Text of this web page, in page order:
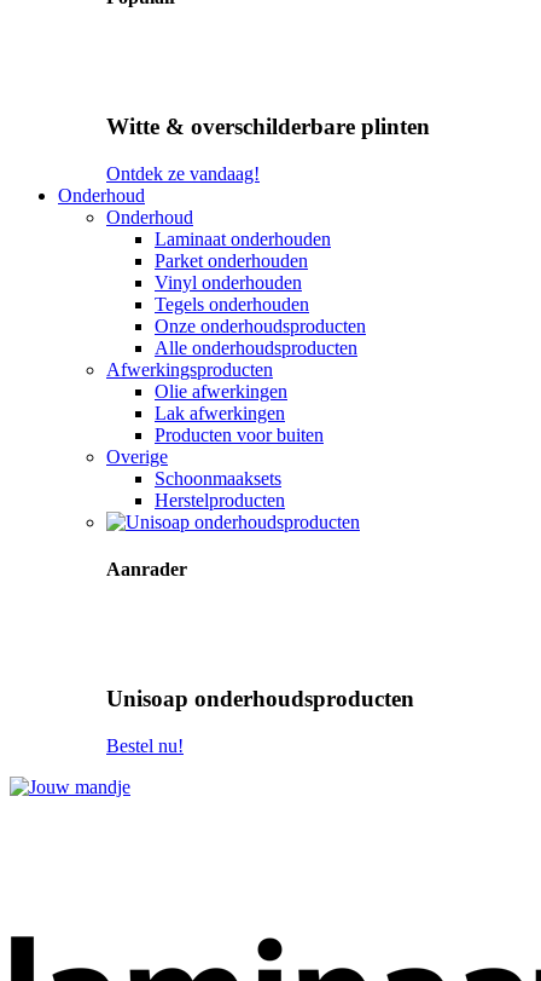
Witte & overschilderbare plinten
Ontdek ze vandaag!
Onderhoud
Onderhoud
Laminaat onderhouden
Parket onderhouden
Vinyl onderhouden
Tegels onderhouden
Onze onderhoudsproducten
Alle onderhoudsproducten
Afwerkingsproducten
Olie afwerkingen
Lak afwerkingen
Producten voor buiten
Overige
Schoonmaaksets
Herstelproducten
Aanrader
Unisoap onderhoudsproducten
Bestel nu!